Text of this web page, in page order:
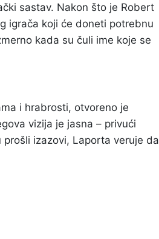
sastav. Nakon što je Robert
igrača koji će doneti potrebnu
kada su čuli ime koje se
i hrabrosti, otvoreno je
vizija je jasna – privući
izazovi, Laporta veruje da